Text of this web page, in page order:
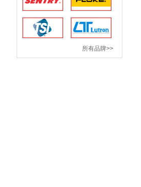
所有品牌>>